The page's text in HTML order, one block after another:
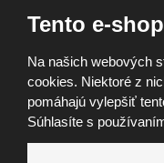
Tento e-
Na našich webových
cookies. Niektoré z
pomáhajú vylepšiť
Súhlasíte s
©
Vyhlásenie o
Tento web je chránený
pre neho
Zásady